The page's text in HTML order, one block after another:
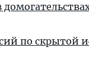
по скрытой